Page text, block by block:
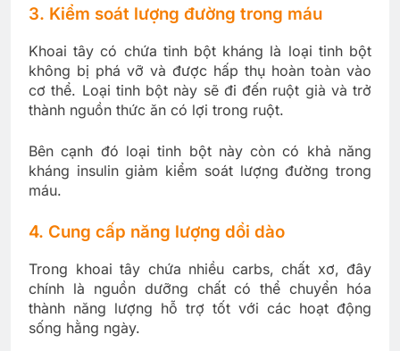
3. Kiểm soát lượng đường trong máu
Khoai tây có chứa tinh bột kháng là loại tinh bột
không bị phá vỡ và được hấp thụ hoàn toàn vào
cơ thể. Loại tinh bột này sẽ đi đến ruột già và trở
thành nguồn thức ăn có lợi trong ruột.
Bên cạnh đó loại tinh bột này còn có khả năng
kháng insulin giảm kiểm soát lượng đường trong
máu.
4. Cung cấp năng lượng dồi dào
Trong khoai tây chứa nhiều carbs, chất xơ, đây
chính là nguồn dưỡng chất có thể chuyển hóa
thành năng lượng hỗ trợ tốt với các hoạt động
sống hằng ngày.